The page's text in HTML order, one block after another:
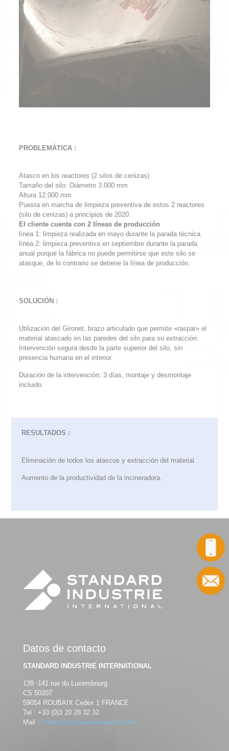
PROBLEMÁTICA :
Atasco en los reactores (2 silos de cenizas)
Tamaño del silo: Diámetro 3.000 mm
Altura 12.000 mm
Puesta en marcha de limpieza preventiva de estos 2 reactores
(silo de cenizas) a principios de 2020.
El cliente cuenta con 2 líneas de producción
línea 1: limpieza realizada en mayo durante la parada técnica
línea 2: limpieza preventiva en septiembre durante la parada
anual porque la fábrica no puede permitirse que este silo se
atasque, de lo contrario se detiene la línea de producción.
SOLUCIÓN :
Utilización del Gironet, brazo articulado que permite «raspar» el
material atascado en las paredes del silo para su extracción.
Intervención segura desde la parte superior del silo, sin
presencia humana en el interior.
Duración de la intervención: 3 días, montaje y desmontaje
incluido.
RESULTADOS :
Eliminación de todos los atascos y extracción del material.
Aumento de la productividad de la incineradora.
Datos de contacto
STANDARD INDUSTRIE INTERNATIONAL
139 -141 rue du Luxembourg
CS 50207
59054 ROUBAIX Cedex 1 FRANCE
Tel : +33 (0)3 20 28 32 32
Mail : market@standard-industrie.com
Contacto